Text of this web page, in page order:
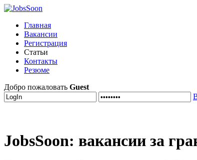
Главная
Вакансии
Регистрация
Статьи
Контакты
Резюме
Добро пожаловать Guest
JobsSoon: вакансии за